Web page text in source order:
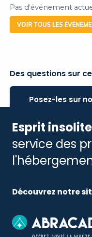
Pas d'événement
VOIR TOUS LES
Des questions sur
Posez-les sur
Esprit insolite
service des
Découvrez notre